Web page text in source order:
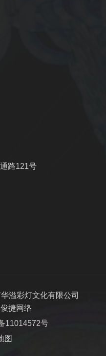
路121号
溢彩灯文化有限公司
捷网络
11014572号
图